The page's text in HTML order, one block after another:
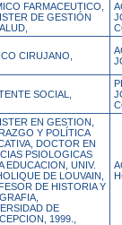
FARMACEUTICO,
DE GESTIÓN
CIRUJANO,
SOCIAL,
EN GESTION,
Y POLÍTICA
DOCTOR EN
PSIOLOGICAS
EDUCACION, UNIV.
DE LOUVAIN,
DE HISTORIA Y
DE
1999.,